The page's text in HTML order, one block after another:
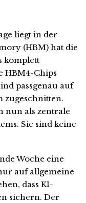
liegt in der
(HBM) hat die
komplett
HBM4-Chips
passgenau auf
zugeschnitten.
nun als zentrale
Sie sind keine
Woche eine
auf allgemeine
dass KI-
sichern. Der